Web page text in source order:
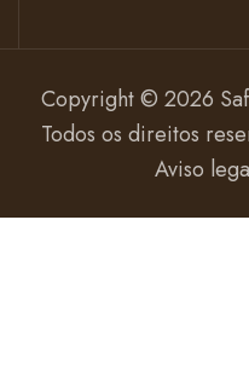
Copyright © 2026
Todos os direitos
Aviso